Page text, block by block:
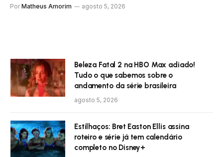
Por Matheus Amorim agosto 5, 2026
Beleza Fatal 2 na HBO Max adiado!
Tudo o que sabemos sobre o
andamento da série brasileira
agosto 5, 2026
Estilhaços: Bret Easton Ellis assina
roteiro e série já tem calendário
completo no Disney+